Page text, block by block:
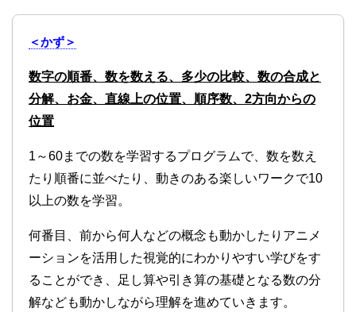
＜かず＞
数字の順番、数を数える、多少の比較、数の合成と
分解、お金、直線上の位置、順序数、2方向からの
位置
1～60までの数を学習するプログラムで、数を数え
たり順番に並べたり、動きのある楽しいワークで10
以上の数を学習。
何番目、前から何人などの概念も動かしたりアニメ
ーションを活用した視覚的にわかりやすい学びをす
ることができ、足し算や引き算の基礎となる数の分
解なども動かしながら理解を進めていきます。